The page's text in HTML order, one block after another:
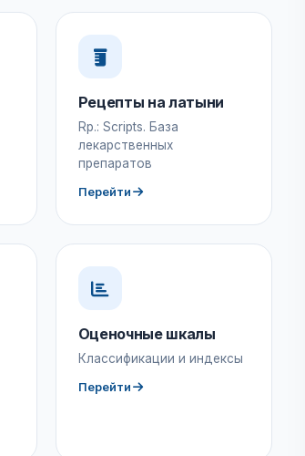
Рецепты на латыни
Rp.: Scripts. База
лекарственных
препаратов
Перейти
Оценочные шкалы
Классификации и индексы
Перейти